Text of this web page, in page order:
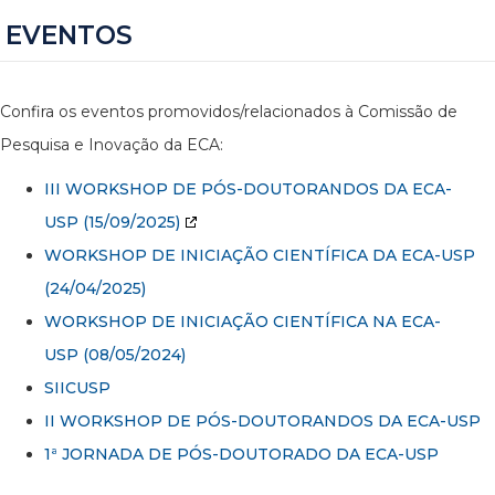
EVENTOS
Confira os eventos promovidos/relacionados à Comissão de
Pesquisa e Inovação da ECA:
III WORKSHOP DE PÓS-DOUTORANDOS DA ECA-
USP (15/09/2025)
WORKSHOP DE INICIAÇÃO CIENTÍFICA DA ECA-USP
(24/04/2025)
WORKSHOP DE INICIAÇÃO CIENTÍFICA NA ECA-
USP (08/05/2024)
SIICUSP
II WORKSHOP DE PÓS-DOUTORANDOS DA ECA-USP
1ª JORNADA DE PÓS-DOUTORADO DA ECA-USP